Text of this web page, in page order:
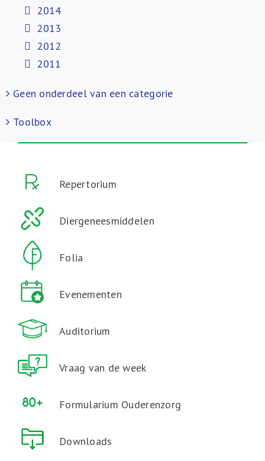
2014
2013
2012
2011
Geen onderdeel van een categorie
Toolbox
Repertorium
Diergeneesmiddelen
Folia
Evenementen
Auditorium
Vraag van de week
Formularium Ouderenzorg
Downloads